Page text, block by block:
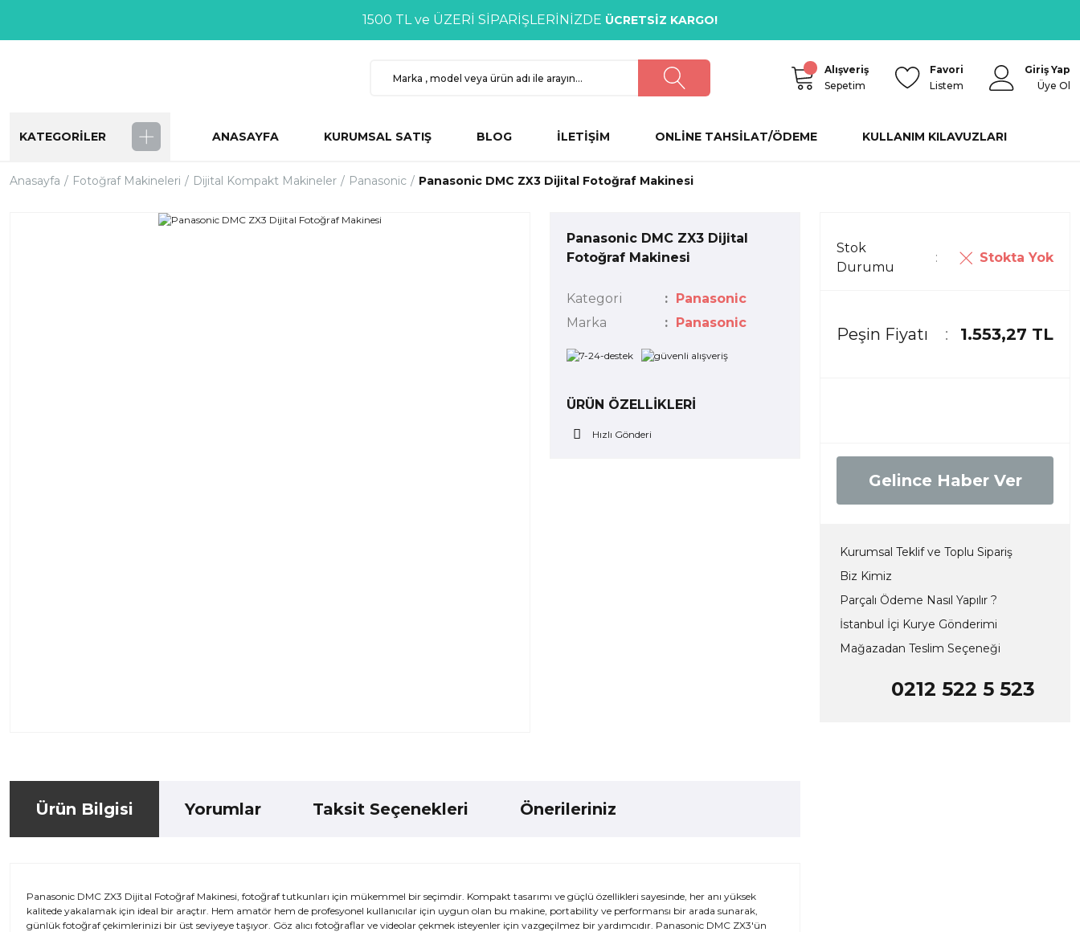
1500 TL ve ÜZERİ SİPARİŞLERİNİZDE ÜCRETSİZ KARGO!
Alışveriş
Sepetim
Favori
Listem
Giriş Yap
Üye Ol
KATEGORİLER ANASAYFA KURUMSAL SATIŞ BLOG İLETİŞİM ONLİNE TAHSİLAT/ÖDEME KULLANIM KILAVUZLARI
Anasayfa Fotoğraf Makineleri Dijital Kompakt Makineler Panasonic Panasonic DMC ZX3 Dijital Fotoğraf Makinesi
Panasonic DMC ZX3 Dijital
Fotoğraf Makinesi
Kategori
Panasonic
Marka
Panasonic
ÜRÜN ÖZELLİKLERİ
Hızlı Gönderi
Stok
Durumu
Stokta Yok
Peşin Fiyatı 1.553,27 TL
Gelince Haber Ver
Kurumsal Teklif ve Toplu Sipariş
Biz Kimiz
Parçalı Ödeme Nasıl Yapılır ?
İstanbul İçi Kurye Gönderimi
Mağazadan Teslim Seçeneği
0212 522 5 523
Ürün Bilgisi Yorumlar Taksit Seçenekleri Önerileriniz
Panasonic DMC ZX3 Dijital Fotoğraf Makinesi, fotoğraf tutkunları için mükemmel bir seçimdir. Kompakt tasarımı ve güçlü özellikleri sayesinde, her anı yüksek
kalitede yakalamak için ideal bir araçtır. Hem amatör hem de profesyonel kullanıcılar için uygun olan bu makine, portability ve performansı bir arada sunarak,
günlük fotoğraf çekimlerinizi bir üst seviyeye taşıyor. Göz alıcı fotoğraflar ve videolar çekmek isteyenler için vazgeçilmez bir yardımcıdır. Panasonic DMC ZX3'ün